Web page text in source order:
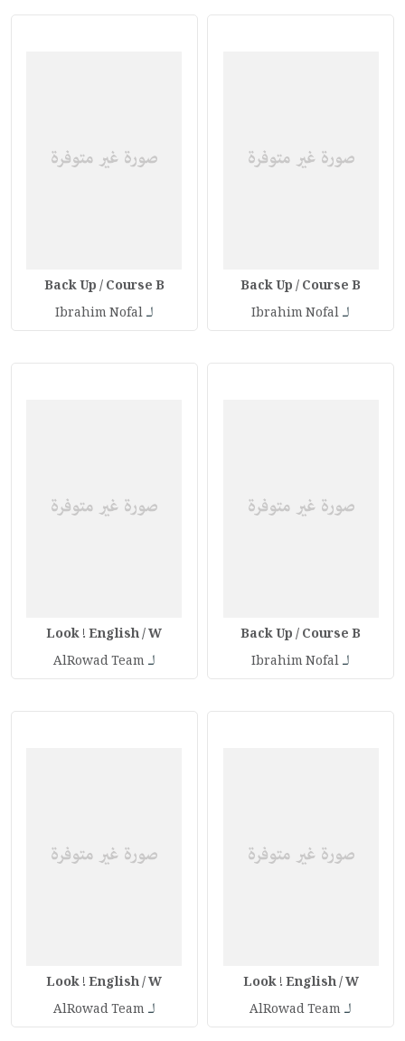
Back Up / Course B
لـIbrahim Nofal
Back Up / Course B
لـIbrahim Nofal
Back Up / Course B
لـIbrahim Nofal
Look ! English / W
لـAlRowad Team
Look ! English / W
لـAlRowad Team
Look ! English / W
لـAlRowad Team